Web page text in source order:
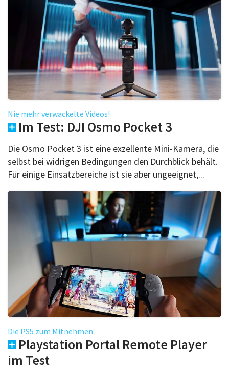
Nie mehr verwackelte Videos!
Im Test: DJI Osmo Pocket 3
Die Osmo Pocket 3 ist eine exzellente Mini-Kamera, die
selbst bei widrigen Bedingungen den Durchblick behält.
Für einige Einsatzbereiche ist sie aber ungeeignet,...
Die PS5 zum Mitnehmen
Playstation Portal Remote Player
im Test